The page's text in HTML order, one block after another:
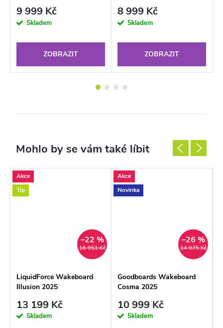
9 999 Kč
Skladem
ZOBRAZIT
8 999 Kč
Skladem
ZOBRAZIT
Akce
Tip
16 951 Kč
–22 %
LiquidForce Wakeboard
Illusion 2025
13 199 Kč
Skladem
Akce
Novinka
14 975 Kč
–26 %
Goodboards Wakeboard
Cosma 2025
10 999 Kč
Skladem